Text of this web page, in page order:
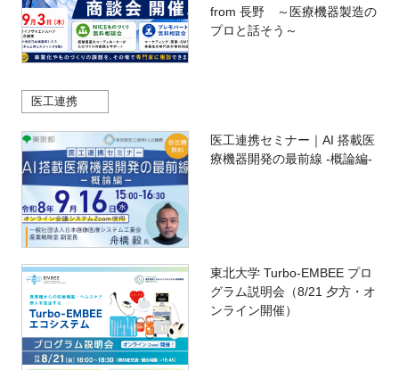
from 長野 ～医療機器製造の
プロと話そう～
医工連携
医工連携セミナー｜AI 搭載医
療機器開発の最前線 -概論編-
東北大学 Turbo-EMBEE プロ
グラム説明会（8/21 夕方・オ
ンライン開催）